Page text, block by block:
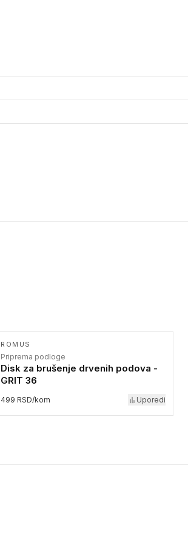
ROMUS
Priprema podloge
Disk za brušenje drvenih podova -
GRIT 36
499 RSD/kom Uporedi